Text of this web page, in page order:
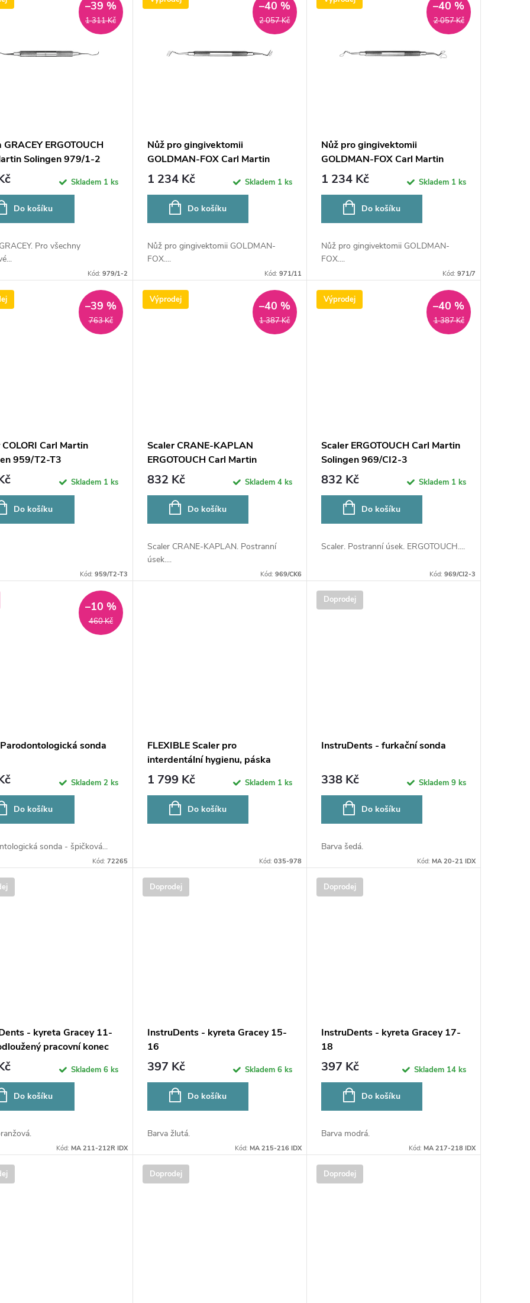
1 311 Kč
–39 %
ERGOTOUCH
Solingen 979/1-2
Skladem 1 ks
Do košíku
Pro všechny
Kód: 979/1-2
2 057 Kč
–40 %
Nůž pro gingivektomii
GOLDMAN-FOX Carl Martin
Solingen 971/11
1 234 Kč Skladem 1 ks
Do košíku
Nůž pro gingivektomii GOLDMAN-
FOX....
Kód: 971/11
2 057 Kč
–40 %
Nůž pro gingivektomii
GOLDMAN-FOX Carl Martin
Solingen 971/7
1 234 Kč Skladem 1 ks
Do košíku
Nůž pro gingivektomii GOLDMAN-
FOX....
Kód: 971/7
763 Kč
–39 %
Carl Martin
959/T2-T3
Skladem 1 ks
Do košíku
Kód: 959/T2-T3
Výprodej
1 387 Kč
–40 %
Scaler CRANE-KAPLAN
ERGOTOUCH Carl Martin
Solingen
832 Kč Skladem 4 ks
Do košíku
Scaler CRANE-KAPLAN. Postranní
úsek....
Kód: 969/CK6
Výprodej
1 387 Kč
–40 %
Scaler ERGOTOUCH Carl Martin
Solingen 969/CI2-3
832 Kč Skladem 1 ks
Do košíku
Scaler. Postranní úsek. ERGOTOUCH....
Kód: 969/CI2-3
460 Kč
–10 %
sonda
Skladem 2 ks
Do košíku
sonda - špičková...
Kód: 72265
FLEXIBLE Scaler pro
interdentální hygienu, páska
nerez perforovaná 2m
1 799 Kč Skladem 1 ks
Do košíku
Kód: 035-978
Doprodej
InstruDents - furkační sonda
338 Kč Skladem 9 ks
Do košíku
Barva šedá.
Kód: MA 20-21 IDX
- kyreta Gracey 11-
pracovní konec
Skladem 6 ks
Do košíku
Kód: MA 211-212R IDX
Doprodej
InstruDents - kyreta Gracey 15-
16
397 Kč Skladem 6 ks
Do košíku
Barva žlutá.
Kód: MA 215-216 IDX
Doprodej
InstruDents - kyreta Gracey 17-
18
397 Kč Skladem 14 ks
Do košíku
Barva modrá.
Kód: MA 217-218 IDX
Doprodej Doprodej